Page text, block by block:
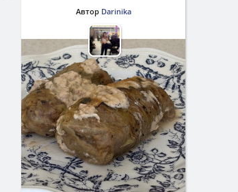
Автор Darinika